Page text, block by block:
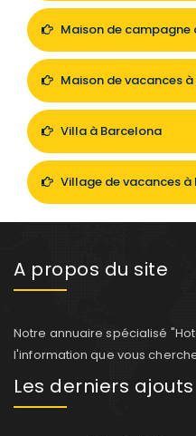
Maison de campagne
Maison de vacances
Villa à Barcelona
Village de vacances à
A propos du site
Notre annuaire spécialisé
l'information que vous
Les derniers ajouts